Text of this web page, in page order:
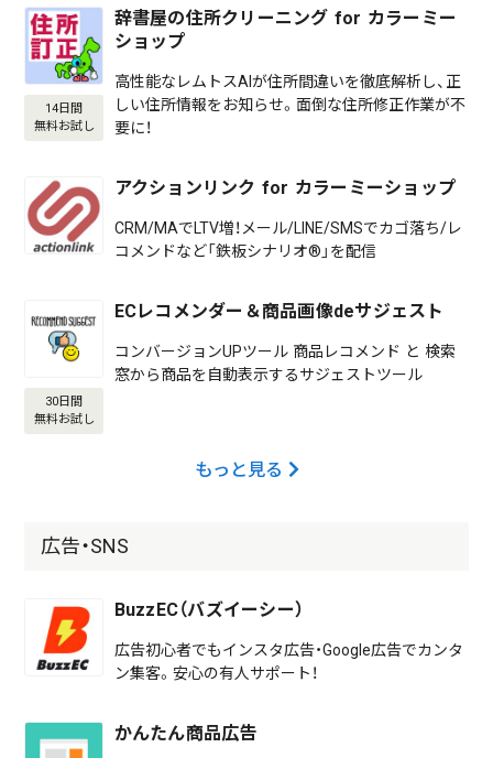
14日間
無料お試し
辞書屋の住所クリーニング for カラーミー
ショップ
高性能なレムトスAIが住所間違いを徹底解析し、正
しい住所情報をお知らせ。面倒な住所修正作業が不
要に！
アクションリンク for カラーミーショップ
CRM/MAでLTV増！メール/LINE/SMSでカゴ落ち/レ
コメンドなど「鉄板シナリオ®」を配信
30日間
無料お試し
ECレコメンダー＆商品画像deサジェスト
コンバージョンUPツール 商品レコメンド と 検索
窓から商品を自動表示するサジェストツール
もっと見る
広告・SNS
BuzzEC（バズイーシー）
広告初心者でもインスタ広告・Google広告でカンタ
ン集客。安心の有人サポート！
かんたん商品広告